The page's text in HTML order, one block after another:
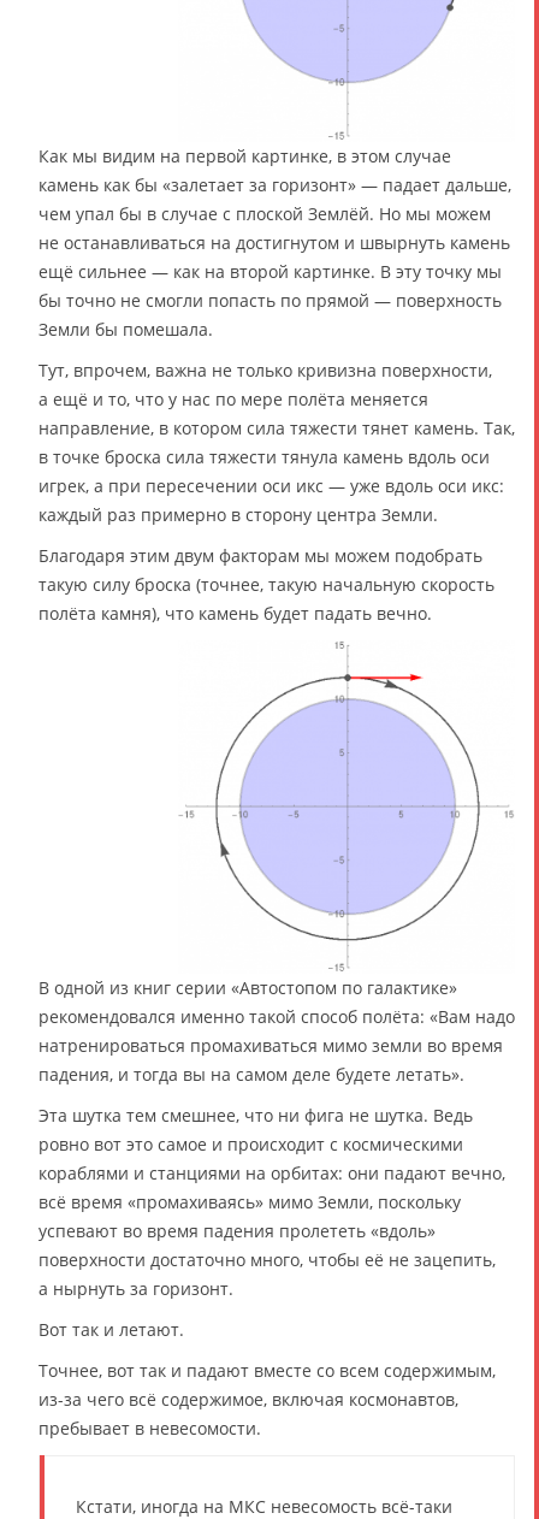
Как мы видим на первой картинке, в этом случае
камень как бы «залетает за горизонт» — падает дальше,
чем упал бы в случае с плоской Землёй. Но мы можем
не останавливаться на достигнутом и швырнуть камень
ещё сильнее — как на второй картинке. В эту точку мы
бы точно не смогли попасть по прямой — поверхность
Земли бы помешала.
Тут, впрочем, важна не только кривизна поверхности,
а ещё и то, что у нас по мере полёта меняется
направление, в котором сила тяжести тянет камень. Так,
в точке броска сила тяжести тянула камень вдоль оси
игрек, а при пересечении оси икс — уже вдоль оси икс:
каждый раз примерно в сторону центра Земли.
Благодаря этим двум факторам мы можем подобрать
такую силу броска (точнее, такую начальную скорость
полёта камня), что камень будет падать вечно.
В одной из книг серии «Автостопом по галактике»
рекомендовался именно такой способ полёта: «Вам надо
натренироваться промахиваться мимо земли во время
падения, и тогда вы на самом деле будете летать».
Эта шутка тем смешнее, что ни фига не шутка. Ведь
ровно вот это самое и происходит с космическими
кораблями и станциями на орбитах: они падают вечно,
всё время «промахиваясь» мимо Земли, поскольку
успевают во время падения пролететь «вдоль»
поверхности достаточно много, чтобы её не зацепить,
а нырнуть за горизонт.
Вот так и летают.
Точнее, вот так и падают вместе со всем содержимым,
из-за чего всё содержимое, включая космонавтов,
пребывает в невесомости.
Кстати, иногда на МКС невесомость всё-таки